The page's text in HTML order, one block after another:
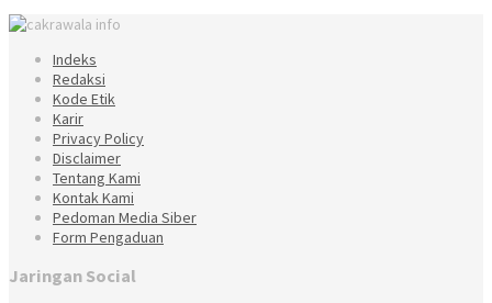
Indeks
Redaksi
Kode Etik
Karir
Privacy Policy
Disclaimer
Tentang Kami
Kontak Kami
Pedoman Media Siber
Form Pengaduan
Jaringan Social